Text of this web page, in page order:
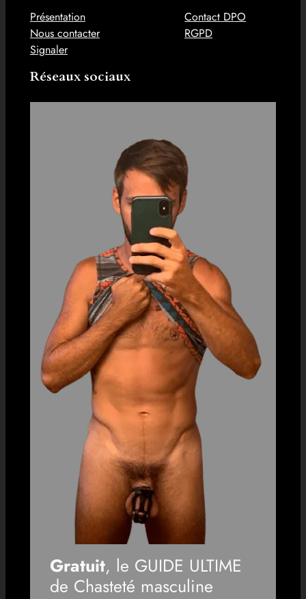
Présentation
Nous contacter
Signaler
Contact DPO
RGPD
Réseaux sociaux
Gratuit, le GUIDE ULTIME
de Chasteté masculine